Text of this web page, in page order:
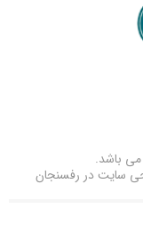
می باشد.
سایت در رفسنجان